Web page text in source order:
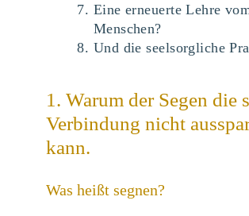
Eine erneuerte Lehre
Menschen?
Und die seelsorgliche
1. Warum der Segen die
Verbindung nicht
kann.
Was heißt segnen?